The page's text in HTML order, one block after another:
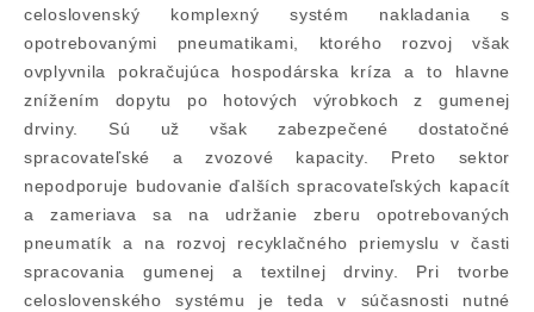
celoslovenský komplexný systém nakladania s
opotrebovanými pneumatikami, ktorého rozvoj však
ovplyvnila pokračujúca hospodárska kríza a to hlavne
znížením dopytu po hotových výrobkoch z gumenej
drviny. Sú už však zabezpečené dostatočné
spracovateľské a zvozové kapacity. Preto sektor
nepodporuje budovanie ďalších spracovateľských kapacít
a zameriava sa na udržanie zberu opotrebovaných
pneumatík a na rozvoj recyklačného priemyslu v časti
spracovania gumenej a textilnej drviny. Pri tvorbe
celoslovenského systému je teda v súčasnosti nutné